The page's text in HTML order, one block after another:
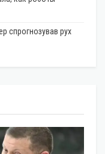
спрогнозував рух